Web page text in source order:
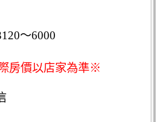
～6000
房價以店家為準※